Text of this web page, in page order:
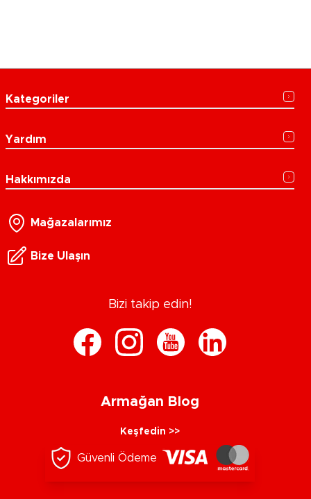
Kategoriler
Yardım
Hakkımızda
Mağazalarımız
Bize Ulaşın
Bizi takip edin!
Armağan Blog
Keşfedin >>
Güvenli Ödeme